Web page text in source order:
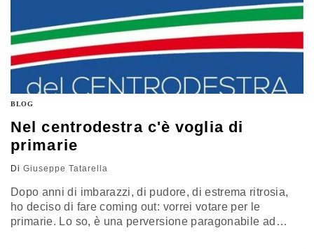
BLOG
Nel centrodestra c'è voglia di
primarie
Di Giuseppe Tatarella
Dopo anni di imbarazzi, di pudore, di estrema ritrosia,
ho deciso di fare coming out: vorrei votare per le
primarie. Lo so, è una perversione paragonabile ad